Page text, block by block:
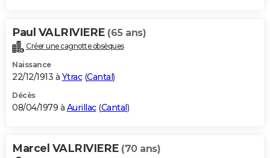
Paul VALRIVIERE (65 ans)
Créer une cagnotte obsèques
Naissance
22/12/1913 à Ytrac(Cantal)
Décès
08/04/1979 à Aurillac(Cantal)
Marcel VALRIVIERE (70 ans)